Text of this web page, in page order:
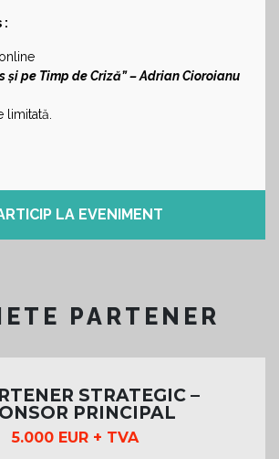
:
și pe Timp de Criză” – Adrian Cioroianu
limitată.
LA EVENIMENT
PARTENER
STRATEGIC –
PRINCIPAL
5.000 EUR + TVA